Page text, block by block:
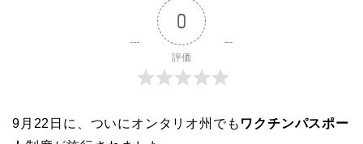
0
評価
9月22日に、ついにオンタリオ州でも ワクチンパスポー